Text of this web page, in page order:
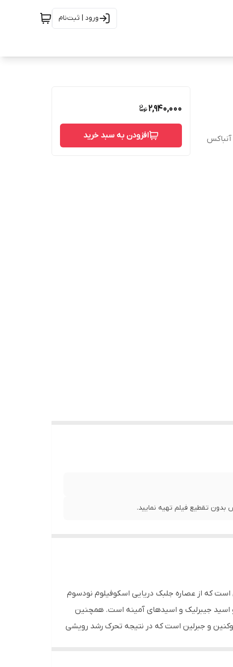
ورود | ثبت‌نام
2,940,000
افزودن به سبد خرید
بدون تقطیع فیلم تهیه نمایید.
است که از عصاره جلبک دریایی اسکوفیلوم نودسوم
اسید جیبرلیک و اسیدهای آمینه است. همچنین
و جبرلین است که در نتیجه تحرک رشد رویشی